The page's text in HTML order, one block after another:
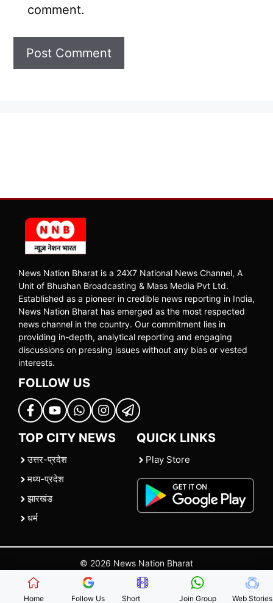
comment.
News Nation Bharat is a 24X7 National News Channel, A
Unit of Bhushan Broadcasting & Mass Media Pvt Ltd.
Established as a pioneer in credible news reporting in India,
News Nation Bharat has emerged as the most respected
news channel in the country. Our commitment lies in
providing in-depth, analytical reporting and engaging
discussions on pressing issues without any bias or vested
interests.
FOLLOW US
TOP CITY NEWS
उत्तर-प्रदेश
मध्य-प्रदेश
झारखंड
धर्म
QUICK LINKS
Play Store
© 2026 News Nation Bharat
Home| |Contact Us |Policies Terms and Conditions
Home Follow Us Short Join Group Web Stories